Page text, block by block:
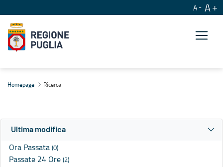
A A
Homepage Ricerca
Ultima modifica
Ora Passata (0)
Passate 24 Ore (2)